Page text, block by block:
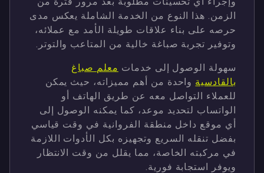
الزمن. هذا النوع من الخدمة الشاملة يعكس مدى
حرصه على بناء علاقات طويلة الأمد مع عملائه،
وتوفير تجربة صباغة خالية من المتاعب والتوتر.
سهولة الوصول إلى خدمات معلم صباغ
بالقادسية واحدة من أهم مميزاته، حيث يمكن
للعملاء التواصل معه عن طريق الهاتف أو
الواتساب لتحديد موعد، كما يمكنه الوصول إلى
أي موقع داخل منطقة الفروانية في وقت قياسي
بفضل تنقله السريع وتجهيزه بكل الأدوات اللازمة
في مركبته الخاصة، مما يقلل من وقت الانتظار
ويوفر استجابة فورية.